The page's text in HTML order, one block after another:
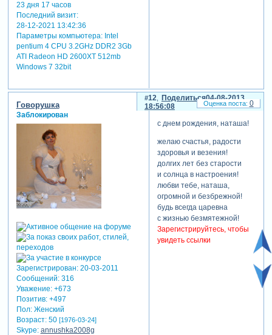
23 дня 17 часов
Последний визит:
28-12-2021 13:42:36
Параметры компьютера:Intel
pentium 4 CPU 3.2GHz DDR2 3Gb
ATI Radeon HD 2600XT 512mb
Windows 7 32bit
Поделиться
12
04-08-2013
18:56:08
Гoворушка
Заблокирован
Зарегистрирован: 20-03-2011
Сообщений:316
Уважение: +673
Позитив: +497
Пол:Женский
Возраст:50 [1976-03-24]
Skype: annushka2008g
с днем рождения, наташа!
желаю счастья, радости
здоровья и везения!
долгих лет без старости
и солнца в настроения!
любви тебе, наташа,
огромной и безбрежной!
будь всегда царевна
с жизнью безмятежной!
Зарегистрируйтесь, чтобы
увидеть ссылки
0